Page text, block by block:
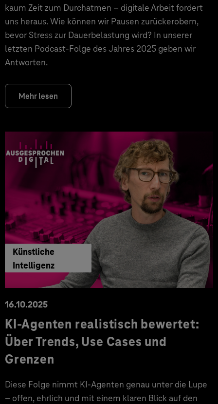
kaum Zeit zum Durchatmen – digitale Arbeit fordert
uns heraus. Wie können wir Pausen zurückerobern,
bevor Stress zur Dauerbelastung wird? In unserer
letzten Podcast-Folge des Jahres 2025 geben wir
Antworten.
Mehr lesen
Künstliche
Intelligenz
16.10.2025
KI-Agenten realistisch bewertet:
Über Trends, Use Cases und
Grenzen
Diese Folge nimmt KI-Agenten genau unter die Lupe
– offen, ehrlich und mit einem klaren Blick auf den